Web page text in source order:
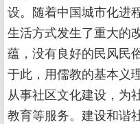
设。随着中国城市化进
生活方式发生了重大的
蕴，没有良好的民风民
于此，用儒教的基本义
从事社区文化建设，为
教育等服务。建设和谐